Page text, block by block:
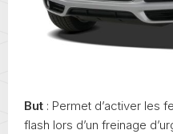
But : Permet d’activer les
flash lors d’un freinage